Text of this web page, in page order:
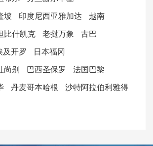
坡
印度尼西亚雅加达
越南
比什凯克
老挝万象
古巴
及开罗
日本福冈
尚别
巴西圣保罗
法国巴黎
丹麦哥本哈根 沙特阿拉伯利雅得